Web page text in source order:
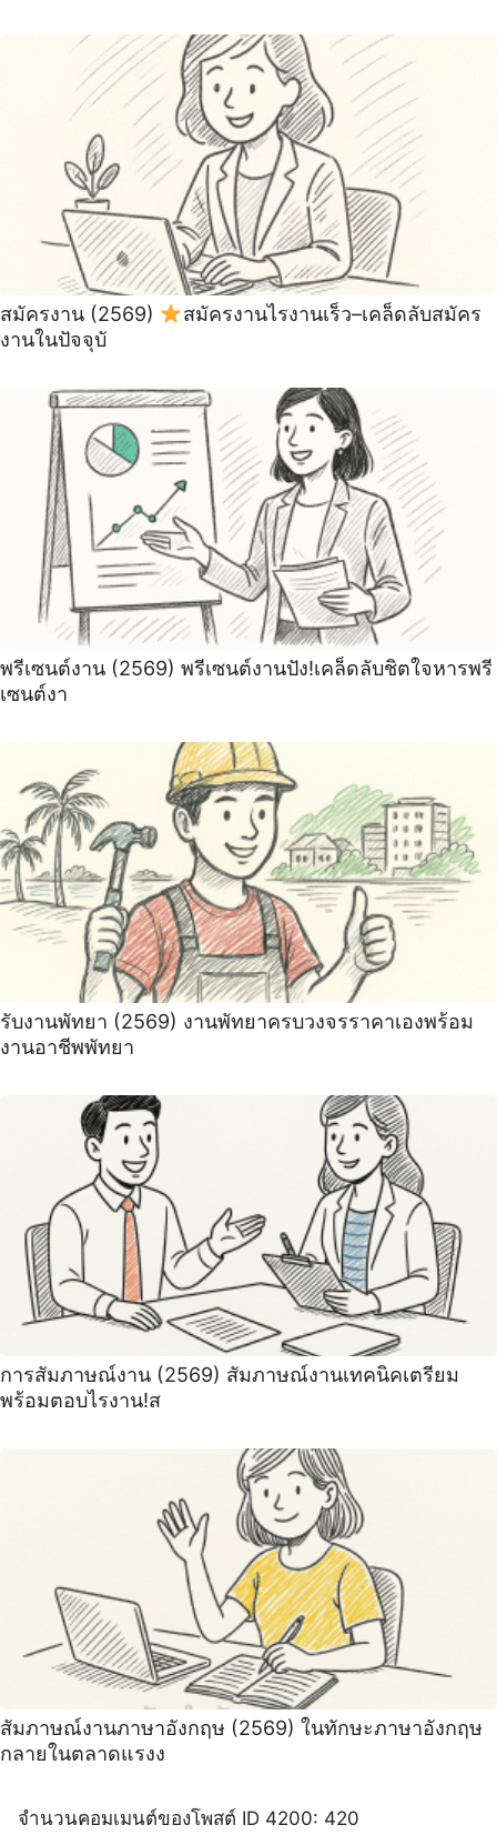
สมัครงาน (2569)
สมัครงานไรงานเร็ว–เคล็ดลับสมัคร
งานในปัจจุบั
พรีเซนต์งาน (2569) พรีเซนต์งานปัง!เคล็ดลับชิตใจหารพรี
เซนต์งา
รับงานพัทยา (2569) ️งานพัทยาครบวงจรราคาเองพร้อม
งานอาชีพพัทยา
การสัมภาษณ์งาน (2569) สัมภาษณ์งานเทคนิคเตรียม
พร้อมตอบไรงาน!ส
สัมภาษณ์งานภาษาอังกฤษ (2569) ในทักษะภาษาอังกฤษ
กลายในตลาดแรงง
จำนวนคอมเมนต์ของโพสต์ ID 4200: 420